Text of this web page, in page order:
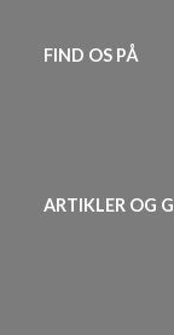
FIND OS PÅ
ARTIKLER OG